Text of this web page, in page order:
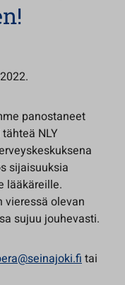
panostaneet
NLY
sijaisuuksia
lääkäreille.
olevan
sujuu jouhevasti.
tai